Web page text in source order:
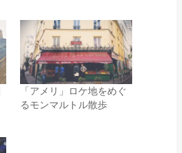
「アメリ」ロケ地をめぐ
るモンマルトル散歩